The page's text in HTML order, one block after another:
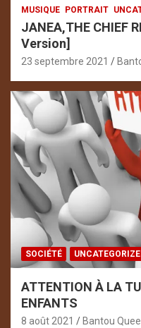
MUSIQUE PORTRAIT
JANEA,THE CHIEF
Version]
23 septembre 2021
SOCIÉTÉ
ATTENTION À LA
ENFANTS
8 août 2021 Bantou